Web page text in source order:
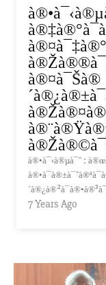
à®¤à¯Šà®
à®•à¯‹à®µà¯ˆ :
7 Years Ago